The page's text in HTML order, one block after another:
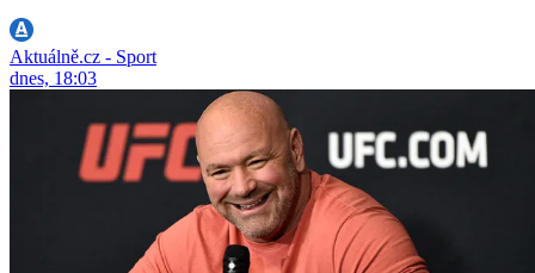
Aktuálně.cz - Sport
dnes, 18:03